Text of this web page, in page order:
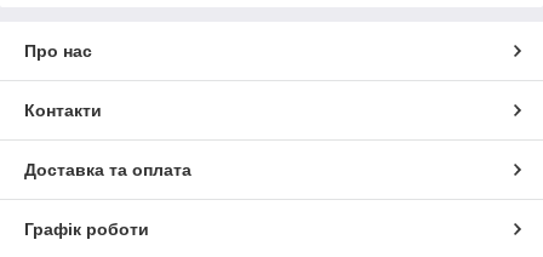
Про нас
Контакти
Доставка та оплата
Графік роботи